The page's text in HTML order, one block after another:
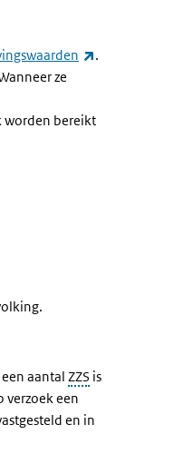
(externe link)
.
ze
worden bereikt
een aantal ZZS is
verzoek een
en in